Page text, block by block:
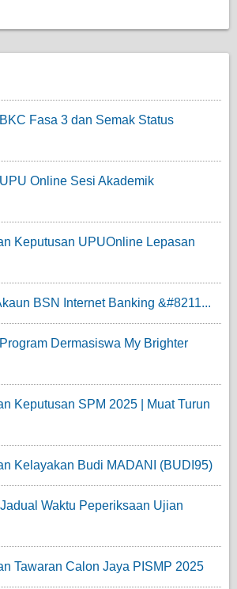
Fasa 3 dan Semak Status
Online Sesi Akademik
Keputusan UPUOnline Lepasan
BSN Internet Banking &#8211...
Dermasiswa My Brighter
Keputusan SPM 2025 | Muat Turun
Kelayakan Budi MADANI (BUDI95)
Waktu Peperiksaan Ujian
Tawaran Calon Jaya PISMP 2025